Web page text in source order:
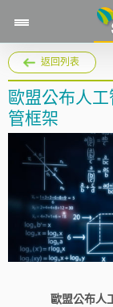
返回列表
歐盟公布人
管框架
歐盟公布人